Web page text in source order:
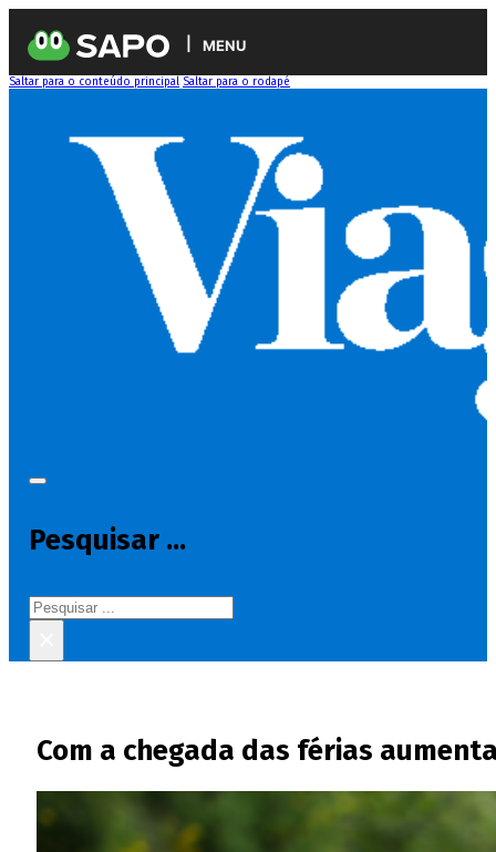
MENU
Saltar para o conteúdo principal Saltar para o rodapé
Pesquisar ...
Pesquisar
Com a chegada das férias